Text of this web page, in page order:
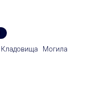
Кладовища
Могила